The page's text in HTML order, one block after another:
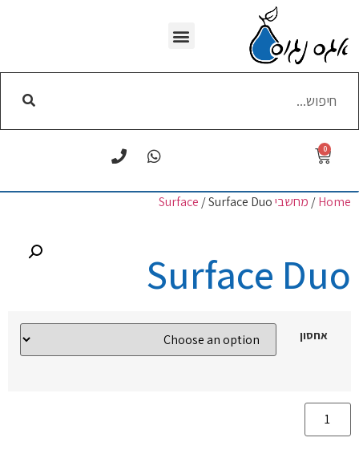
0
Home
/ מחשבי Surface/ Surface Duo
Surface Duo
אחסון